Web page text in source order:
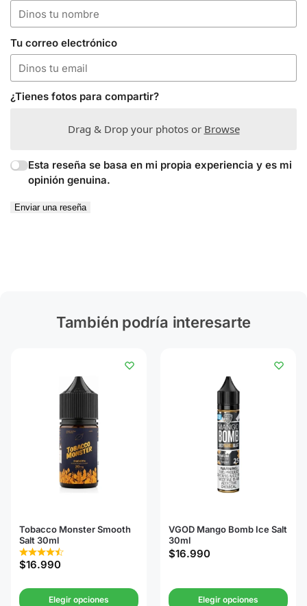
Tu correo electrónico
¿Tienes fotos para compartir?
Drag & Drop your photos or Browse
Esta reseña se basa en mi propia experiencia y es mi
opinión genuina.
Enviar una reseña
También podría interesarte
Tobacco Monster Smooth
Salt 30ml
$16.990
Elegir opciones
VGOD Mango Bomb Ice Salt
30ml
$16.990
Elegir opciones